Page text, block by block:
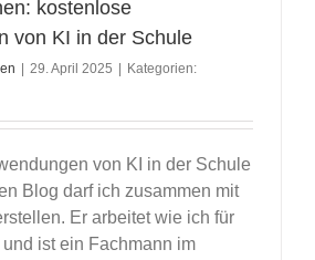
kostenlose
von KI in der Schule
29. April 2025
Kategorien:
von KI in der Schule
Blog darf ich zusammen mit
Er arbeitet wie ich für
ist ein Fachmann im